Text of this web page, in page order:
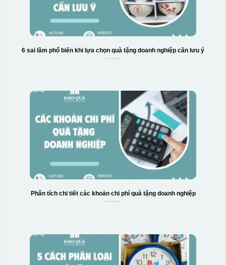
6 sai lầm phổ biến khi lựa chọn quà tặng doanh nghiệp cần lưu ý
Phân tích chi tiết các khoản chi phí quà tặng doanh nghiệp